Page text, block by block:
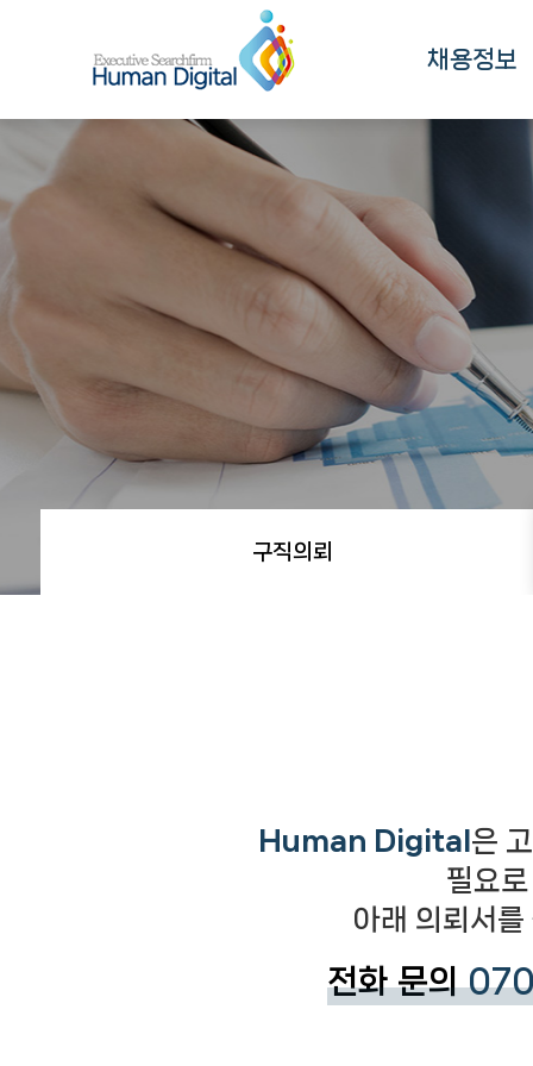
채용정보
구직의뢰
Human Digital 은
필요
아래 의뢰서
전화 문의